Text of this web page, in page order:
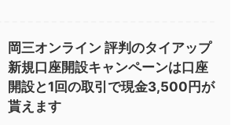
岡三オンライン 評判のタイアップ
新規口座開設キャンペーンは口座
開設と1回の取引で現金3,500円が
貰えます